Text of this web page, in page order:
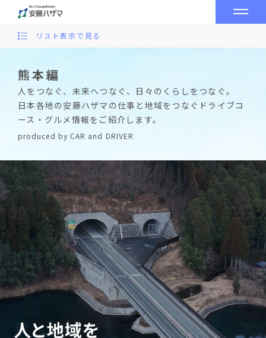
熊本編
人をつなぐ、未来へつなぐ、日々のくらしをつなぐ。
日本各地の安藤ハザマの仕事と地域をつなぐドライブコ
ース・グルメ情報をご紹介します。
produced by CAR and DRIVER
リスト表示で見る